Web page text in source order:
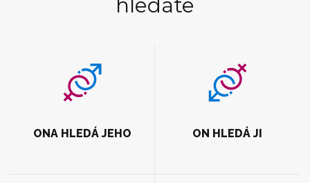
hledáte
ONA HLEDÁ JEHO ON HLEDÁ JI